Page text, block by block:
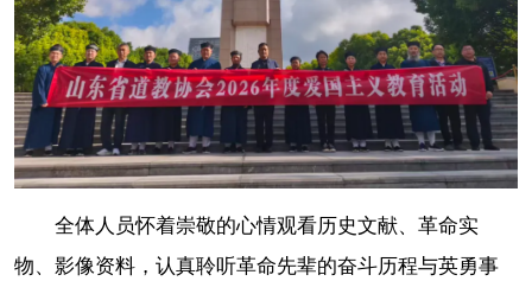
全体人员怀着崇敬的心情观看历史文献、革命实
物、影像资料，认真聆听革命先辈的奋斗历程与英勇事